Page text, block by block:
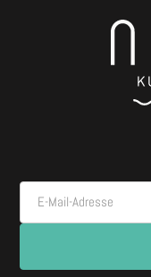
E-Mail-Adresse